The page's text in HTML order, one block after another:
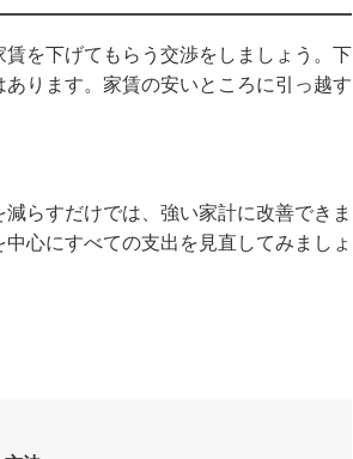
を下げてもらう交渉をしましょう。下
ります。家賃の安いところに引っ越す
らすだけでは、強い家計に改善できま
心にすべての支出を見直してみましょ